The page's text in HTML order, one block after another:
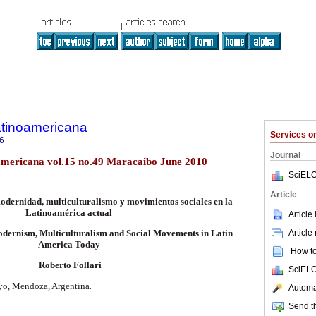
Services
Journal
Article
Article
Article
How
Send
vol.15 no.49 Maracaibo June 2010
multiculturalismo y movimientos sociales en la
Latinoamérica actual
Multiculturalism and Social Movements in Latin
America Today
Roberto Follari
Mendoza, Argentina